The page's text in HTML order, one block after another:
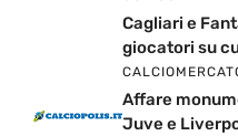
Cagliari e
giocatori su
Affare
Juve e